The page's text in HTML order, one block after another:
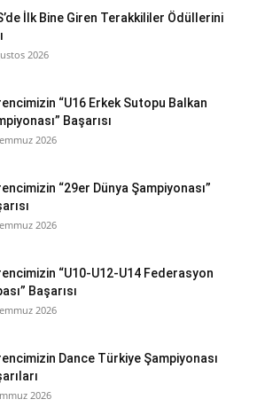
İlk Bine Giren Terakkililer Ödüllerini
2026
“U16 Erkek Sutopu Balkan
Başarısı
2026
“29er Dünya Şampiyonası”
2026
“U10-U12-U14 Federasyon
Başarısı
2026
Dance Türkiye Şampiyonası
2026